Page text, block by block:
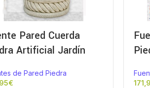
Pared Cuerda
Artificial Jardín
de Pared Piedra
€